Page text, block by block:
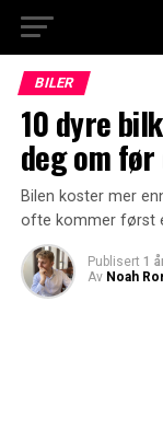
BILER
10 dyre
deg om
Bilen koster mer
ofte kommer først
Publisert 1
Av Noah